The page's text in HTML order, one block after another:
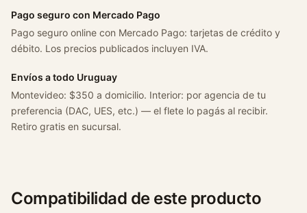
4
2
a
n
t
i
Pago seguro con Mercado Pago
Pago seguro online con Mercado Pago: tarjetas de crédito y
débito. Los precios publicados incluyen IVA.
Envíos a todo Uruguay
Montevideo: $350 a domicilio. Interior: por agencia de tu
preferencia (DAC, UES, etc.) — el flete lo pagás al recibir.
Retiro gratis en sucursal.
Compatibilidad de este producto